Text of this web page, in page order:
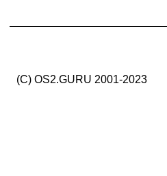
(C) OS2.GURU 2001-2023